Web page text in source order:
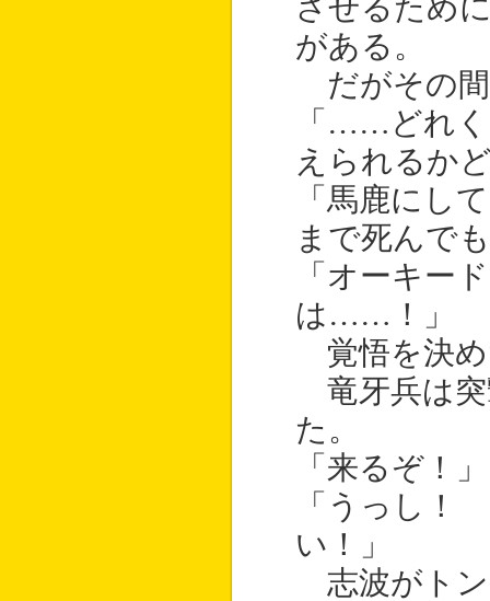
させるため
がある。
だがその間
「……どれ
えられるか
「馬鹿にし
まで死んで
「オーキー
は……！」
覚悟を決め
竜牙兵は突
た。
「来るぞ！」
「うっし！
い！」
志波がトン